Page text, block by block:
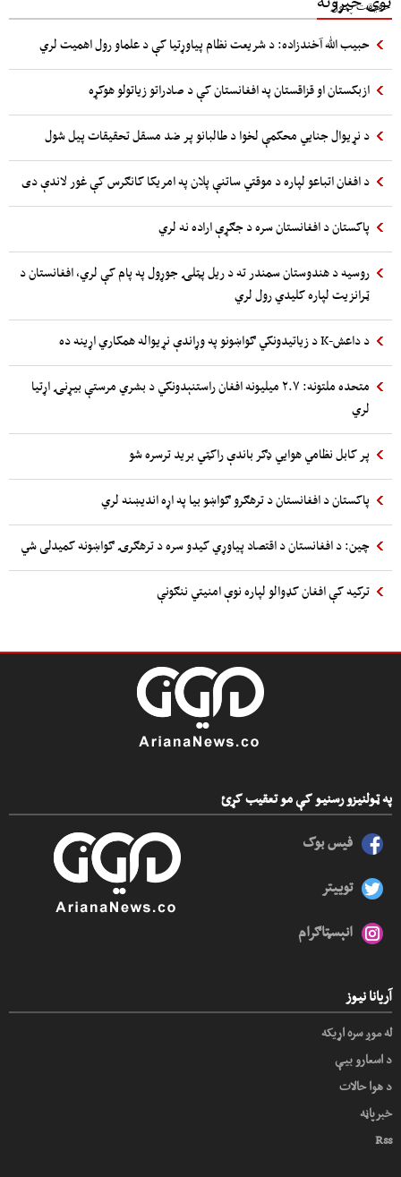
حبیب الله آخندزاده: د شریعت نظام پیاوړتیا کې د علماو رول اهمیت لري
ازبکستان او قزاقستان په افغانستان کې د صادراتو زیاتولو هوکړه
د نړیوال جنایي محکمې لخوا د طالبانو پر ضد مسقل تحقیقات پیل شول
د افغان اتباعو لپاره د موقتي ساتنې پلان په امریکا کانګرس کې غور لاندې دی
پاکستان د افغانستان سره د جګړې اراده نه لري
روسیه د هندوستان سمندر ته د ریل پټلۍ جوړول په پام کې لري، افغانستان د
ټرانزیت لپاره کلیدي رول لري
د داعش-K د زیاتیدونکي ګواښونو په وړاندې نړیواله همکاري اړینه ده
متحده ملتونه: ۲.۷ میلیونه افغان راستنېدونکي د بشري مرستې بیړنۍ اړتیا
لري
پر کابل نظامي هوایي ډګر باندې راکټي برید ترسره شو
پاکستان د افغانستان د ترهګرو ګواښو بیا په اړه اندیښنه لري
چین: د افغانستان د اقتصاد پیاوړي کیدو سره د ترهګرۍ ګواښونه کمیدلی شي
ترکیه کې افغان کډوالو لپاره نوې امنیتي ننګونې
په ټولنیزو رسنیو کې مو تعقیب کړئ
فیس بوک
توییتر
انېسټاګرام
آریانا نیوز
له موږ سره اړیکه
د اسعارو بیې
د هوا حالات
خبرپاڼه
Rss